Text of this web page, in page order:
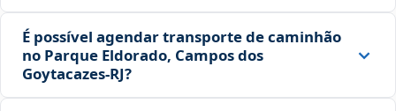
É possível agendar transporte de caminhão
no Parque Eldorado, Campos dos
Goytacazes‑RJ?